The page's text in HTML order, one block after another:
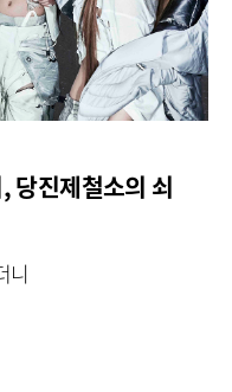
당진제철소의 쇠
니